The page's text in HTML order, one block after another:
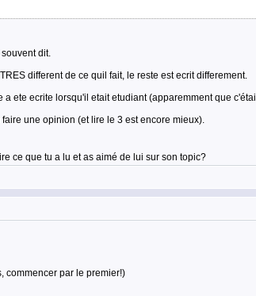
dit.
different de ce quil fait, le reste est ecrit differement.
ete ecrite lorsqu'il etait etudiant (apparemment que
une opinion (et lire le 3 est encore mieux).
ce que tu a lu et as aimé de lui sur son topic?
commencer par le premier!)